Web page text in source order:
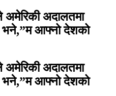
अमेरिकी अदालतमा
भने,”म आफ्नो देशको
अमेरिकी अदालतमा
भने,”म आफ्नो देशको